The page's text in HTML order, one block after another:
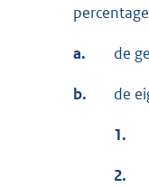
a. de
b. de
1.
2.